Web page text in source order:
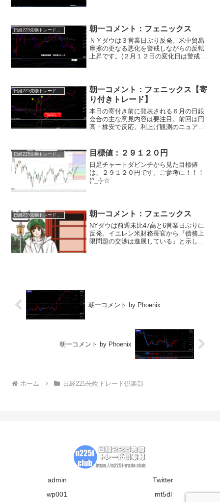
化を示す内容となっていま...
朝一コメント：フェニックス
ＮＹダウは３営業日ぶり反発。米中貿易
摩擦の更なる悪化を警戒しながらの反転
上昇です。(２月１２日の変化日は警戒し
０年金利が４．５％以...
朝一コメント：フェニックス【寄
り付きトレード】
本日の寄付き前に発表される６月の日銀
会合の主な意見内容は要注目。前回は円
高・株安で反応。利上げ観測のニュアン
がある位置。それだけに日銀の意見内容
は注目となります。・・・...
日経225先物トレード倶楽部 目標値：２９１２０円
日足チャートダビンチから見た目標値
は、２９１２０円です。ご参考に！！！
(^_-)-☆
日経225先物トレード倶楽部 朝一コメント：フェニックス
NYダウは前週末比47高と6営業日ぶりに
反発。イエレン米財務長官から『債務上
限問題の交渉は進展している』と示した
朝一コメント by Phoenix
朝一コメント by Phoenix
ホーム 日経225先物トレード倶楽部
admin
Twitter
wp001
mt5dl